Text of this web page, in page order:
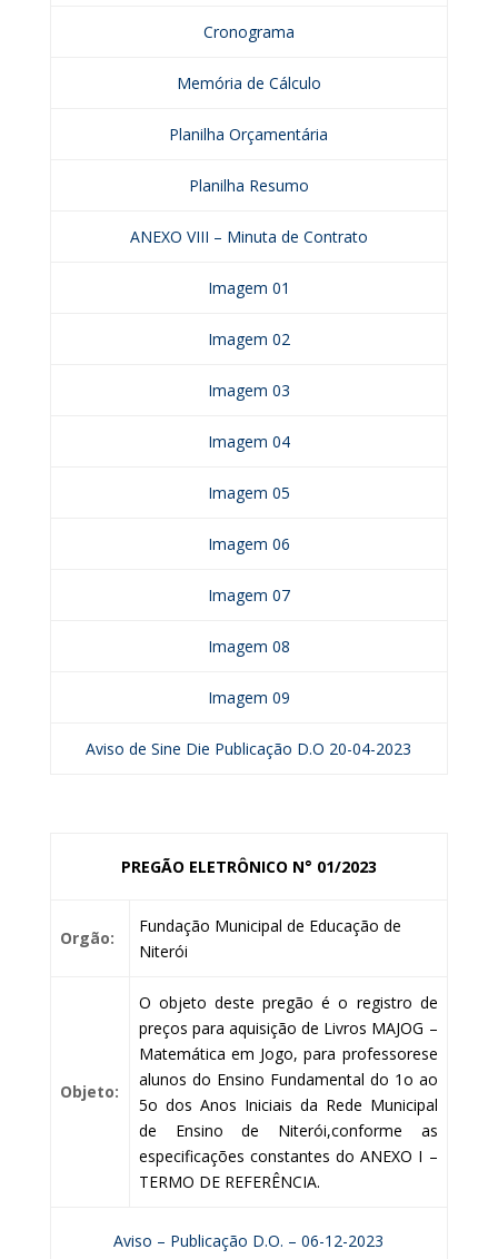
Cronograma
Memória de Cálculo
Planilha Orçamentária
Planilha Resumo
ANEXO VIII – Minuta de Contrato
Imagem 01
Imagem 02
Imagem 03
Imagem 04
Imagem 05
Imagem 06
Imagem 07
Imagem 08
Imagem 09
Aviso de Sine Die Publicação D.O 20-04-2023
PREGÃO ELETRÔNICO N° 01/2023
Orgão:
Fundação Municipal de Educação de
Niterói
Objeto:
O objeto deste pregão é o registro de
preços para aquisição de Livros MAJOG –
Matemática em Jogo, para professorese
alunos do Ensino Fundamental do 1o ao
5o dos Anos Iniciais da Rede Municipal
de Ensino de Niterói,conforme as
especificações constantes do ANEXO I –
TERMO DE REFERÊNCIA.
Aviso – Publicação D.O. – 06-12-2023